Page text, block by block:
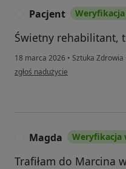
Pacjent
Świetny rehabilitant,
18 marca 2026 • Sztuka Zdrowia
w opinii użytkownika Pacjent
zgłoś nadużycie
Magda Weryfikacja
Trafiłam do Marcina